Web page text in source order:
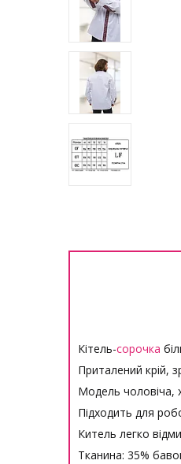
Кітель-сорочка
Приталений крій,
Модель чоловіча,
Підходить для
Китель легко
Тканина: 35%